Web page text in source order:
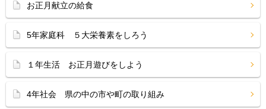
お正月献立の給食
5年家庭科 ５大栄養素をしろう
１年生活 お正月遊びをしよう
4年社会 県の中の市や町の取り組み